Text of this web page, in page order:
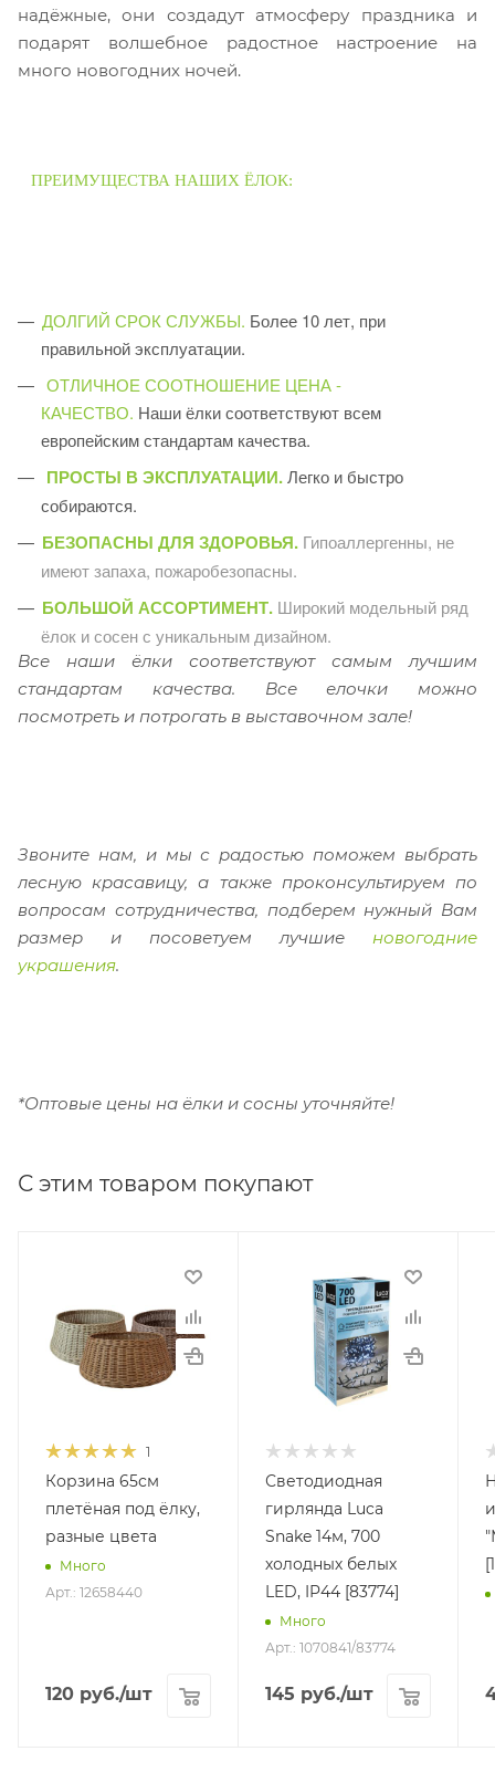
надёжные, они создадут атмосферу праздника и
подарят волшебное радостное настроение на
много новогодних ночей.
ПРЕИМУЩЕСТВА НАШИХ ЁЛОК:
ДОЛГИЙ СРОК СЛУЖБЫ. Более 10 лет, при
правильной эксплуатации.
ОТЛИЧНОЕ СООТНОШЕНИЕ ЦЕНА -
КАЧЕСТВО. Наши ёлки соответствуют всем
европейским стандартам качества.
ПРОСТЫ В ЭКСПЛУАТАЦИИ.Легко и быстро
собираются.
БЕЗОПАСНЫ ДЛЯ ЗДОРОВЬЯ. Гипоаллергенны, не
имеют запаха, пожаробезопасны.
БОЛЬШОЙ АССОРТИМЕНТ. Широкий модельный ряд
ёлок и сосен с уникальным дизайном.
Все наши ёлки соответствуют самым лучшим
стандартам качества. Все елочки можно
посмотреть и потрогать в выставочном зале!
Звоните нам, и мы с радостью поможем выбрать
лесную красавицу, а также проконсультируем по
вопросам сотрудничества, подберем нужный Вам
размер и посоветуем лучшие новогодние
украшения.
*Оптовые цены на ёлки и сосны уточняйте!
С этим товаром покупают
1
Корзина 65см
плетёная под ёлку,
разные цвета
Много
Арт.: 12658440
120 руб./шт
Светодиодная
гирлянда Luca
Snake 14м, 700
холодных белых
LED, IP44 [83774]
Много
Арт.: 1070841/83774
145 руб./шт